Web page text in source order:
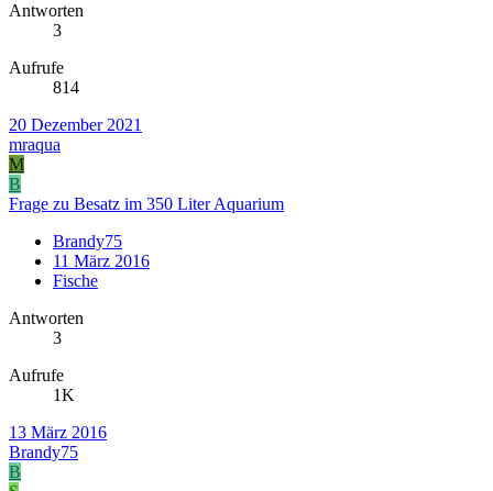
Antworten
3
Aufrufe
814
20 Dezember 2021
mraqua
M
B
Frage zu Besatz im 350 Liter Aquarium
Brandy75
11 März 2016
Fische
Antworten
3
Aufrufe
1K
13 März 2016
Brandy75
B